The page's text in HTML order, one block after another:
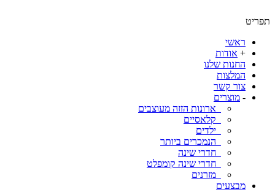
ראשי
אודות
החנות שלנו
המלצות
צור קשר
מוצרים
ארונות הזזה מעוצבים
קלאסיים
ילדים
הנמכרים ביותר
חדרי שינה
חדרי שינה קומפלט
מזרנים
מבצעים